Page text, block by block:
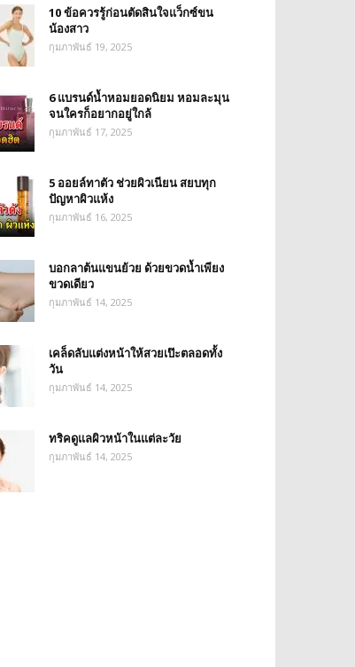
10 ข้อควรรู้ก่อนตัดสินใจแว็กซ์ขน
น้องสาว
กุมภาพันธ์ 19, 2025
6 แบรนด์น้ำหอมยอดนิยม หอมละมุน
จนใครก็อยากอยู่ใกล้
กุมภาพันธ์ 17, 2025
5 ออยล์ทาตัว ช่วยผิวเนียน สยบทุก
ปัญหาผิวแห้ง
กุมภาพันธ์ 16, 2025
บอกลาต้นแขนย้วย ด้วยขวดน้ำเพียง
ขวดเดียว
กุมภาพันธ์ 14, 2025
เคล็ดลับแต่งหน้าให้สวยเป๊ะตลอดทั้ง
วัน
กุมภาพันธ์ 14, 2025
ทริคดูแลผิวหน้าในแต่ละวัย
กุมภาพันธ์ 14, 2025